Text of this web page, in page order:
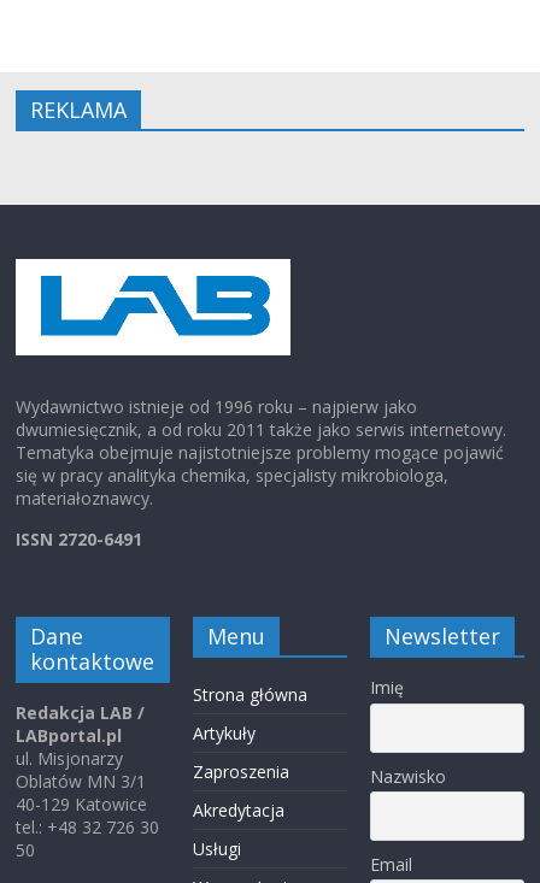
REKLAMA
Wydawnictwo istnieje od 1996 roku – najpierw jako
dwumiesięcznik, a od roku 2011 także jako serwis internetowy.
Tematyka obejmuje najistotniejsze problemy mogące pojawić
się w pracy analityka chemika, specjalisty mikrobiologa,
materiałoznawcy.
ISSN 2720-6491
Dane
kontaktowe
Redakcja LAB /
LABportal.pl
ul. Misjonarzy
Oblatów MN 3/1
40-129 Katowice
tel.: +48 32 726 30
50
Menu
Strona główna
Artykuły
Zaproszenia
Akredytacja
Usługi
Newsletter
Imię
Nazwisko
Email